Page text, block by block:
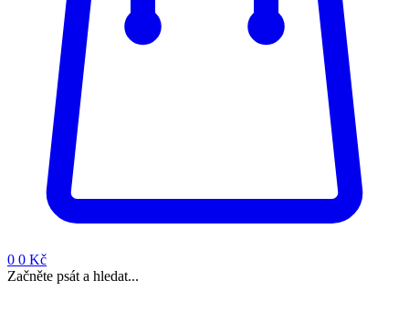
0 0 Kč
Začněte psát a hledat...